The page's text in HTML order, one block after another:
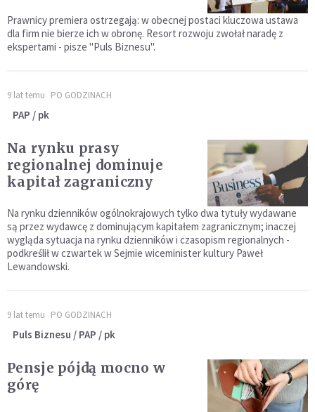
Prawnicy premiera ostrzegają: w obecnej postaci kluczowa ustawa
dla firm nie bierze ich w obronę. Resort rozwoju zwołał naradę z
ekspertami - pisze "Puls Biznesu".
9 lat temu PO GODZINACH
PAP / pk
Na rynku prasy
regionalnej dominuje
kapitał zagraniczny
Na rynku dzienników ogólnokrajowych tylko dwa tytuły wydawane
są przez wydawcę z dominującym kapitałem zagranicznym; inaczej
wygląda sytuacja na rynku dzienników i czasopism regionalnych -
podkreślił w czwartek w Sejmie wiceminister kultury Paweł
Lewandowski.
9 lat temu PO GODZINACH
Puls Biznesu / PAP / pk
Pensje pójdą mocno w
górę